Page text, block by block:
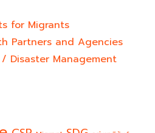
for Migrants
Partners and Agencies
Disaster Management